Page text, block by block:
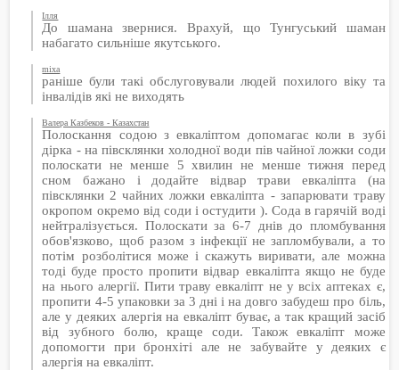
Ілля
До шамана звернися. Врахуй, що Тунгуський шаман
набагато сильніше якутського.
mixa
раніше були такі обслуговували людей похилого віку та
інвалідів які не виходять
Валера Казбеков - Казахстан
Полоскання содою з евкаліптом допомагає коли в зубі
дірка - на півсклянки холодної води пів чайної ложки соди
полоскати не менше 5 хвилин не менше тижня перед
сном бажано і додайте відвар трави евкаліпта (на
півсклянки 2 чайних ложки евкаліпта - запарювати траву
окропом окремо від соди і остудити ). Сода в гарячій воді
нейтралізується. Полоскати за 6-7 днів до пломбування
обов'язково, щоб разом з інфекції не запломбували, а то
потім розболітися може і скажуть виривати, але можна
тоді буде просто пропити відвар евкаліпта якщо не буде
на нього алергії. Пити траву евкаліпт не у всіх аптеках є,
пропити 4-5 упаковки за 3 дні і на довго забудеш про біль,
але у деяких алергія на евкаліпт буває, а так кращий засіб
від зубного болю, краще соди. Також евкаліпт може
допомогти при бронхіті але не забувайте у деяких є
алергія на евкаліпт.